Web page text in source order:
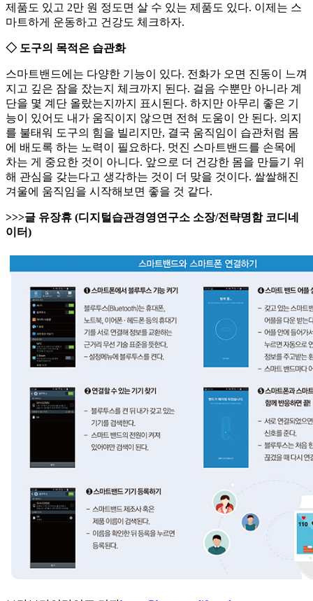
제품도 있고 2만 원 정도면 살 수 있는 제품도 있다. 이제는 스
마트하게 운동하고 건강도 체크하자.
◇ 도구의 목적은 습관화
스마트밴드에는 다양한 기능이 있다. 전화가 오면 진동이 느껴
지고 깊은 잠을 잤는지 체크까지 된다. 걸음 수뿐만 아니라 계
단을 몇 계단 올랐는지까지 표시된다. 하지만 아무리 좋은 기
능이 있어도 내가 움직이지 않으면 전혀 도움이 안 된다. 의지
를 불태워 도구의 힘을 빌리지만, 결국 움직임이 습관처럼 몸
에 배도록 하는 노력이 필요하다. 멋진 스마트밴드를 손목에
차는 게 중요한 것이 아니다. 앞으로 더 건강한 몸을 만들기 위
해 관심을 갖는다고 생각하는 것이 더 맞을 것이다. 쌀쌀해진
겨울에 움직임을 시작해보면 좋을 것 같다.
>>>글 유장휴 (디지털습관경영연구소 소장/전략명함 코디네
이터)